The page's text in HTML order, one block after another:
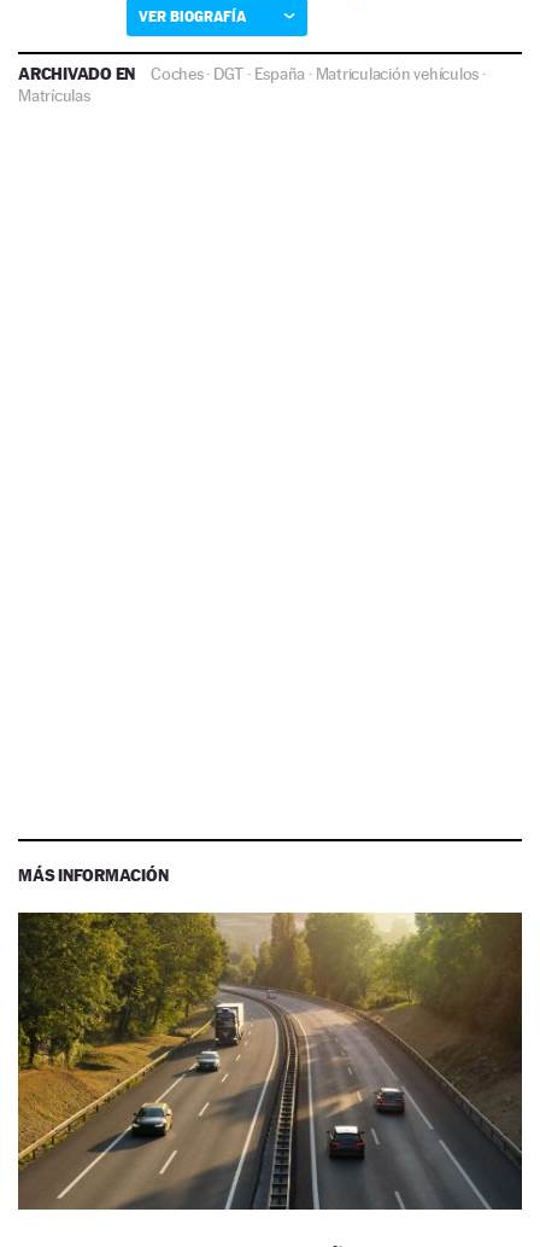
VER BIOGRAFÍA
ARCHIVADO EN Coches· DGT · España · Matriculación vehículos ·
Matrículas
MÁS INFORMACIÓN